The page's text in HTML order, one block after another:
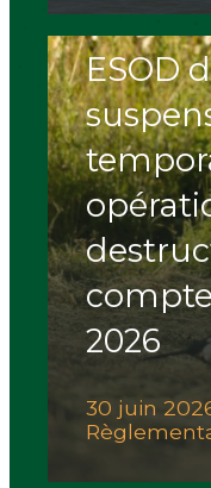
ESOD
2026
30 juin